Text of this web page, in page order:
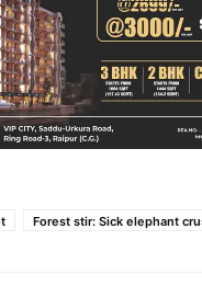
Forest stir: Sick elephant